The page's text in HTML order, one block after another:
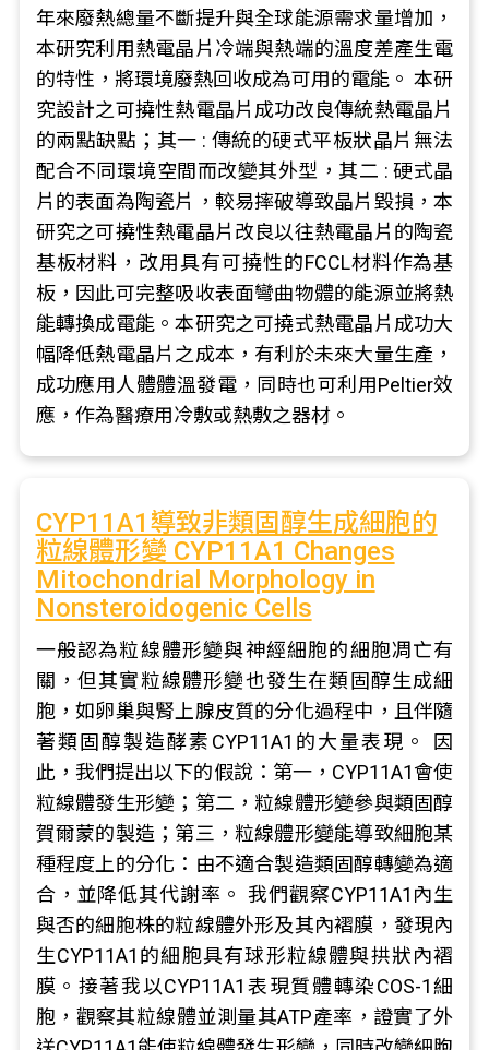
年來廢熱總量不斷提升與全球能源需求量增加，
本研究利用熱電晶片冷端與熱端的溫度差產生電
的特性，將環境廢熱回收成為可用的電能。 本研
究設計之可撓性熱電晶片成功改良傳統熱電晶片
的兩點缺點；其一 : 傳統的硬式平板狀晶片無法
配合不同環境空間而改變其外型，其二 : 硬式晶
片的表面為陶瓷片，較易摔破導致晶片毀損，本
研究之可撓性熱電晶片改良以往熱電晶片的陶瓷
基板材料，改用具有可撓性的FCCL材料作為基
板，因此可完整吸收表面彎曲物體的能源並將熱
能轉換成電能。本研究之可撓式熱電晶片成功大
幅降低熱電晶片之成本，有利於未來大量生產，
成功應用人體體溫發電，同時也可利用Peltier效
應，作為醫療用冷敷或熱敷之器材。
CYP11A1導致非類固醇生成細胞的
粒線體形變 CYP11A1 Changes
Mitochondrial Morphology in
Nonsteroidogenic Cells
一般認為粒線體形變與神經細胞的細胞凋亡有
關，但其實粒線體形變也發生在類固醇生成細
胞，如卵巢與腎上腺皮質的分化過程中，且伴隨
著類固醇製造酵素CYP11A1的大量表現。 因
此，我們提出以下的假說：第一，CYP11A1會使
粒線體發生形變；第二，粒線體形變參與類固醇
賀爾蒙的製造；第三，粒線體形變能導致細胞某
種程度上的分化：由不適合製造類固醇轉變為適
合，並降低其代謝率。 我們觀察CYP11A1內生
與否的細胞株的粒線體外形及其內褶膜，發現內
生CYP11A1的細胞具有球形粒線體與拱狀內褶
膜。接著我以CYP11A1表現質體轉染COS-1細
胞，觀察其粒線體並測量其ATP產率，證實了外